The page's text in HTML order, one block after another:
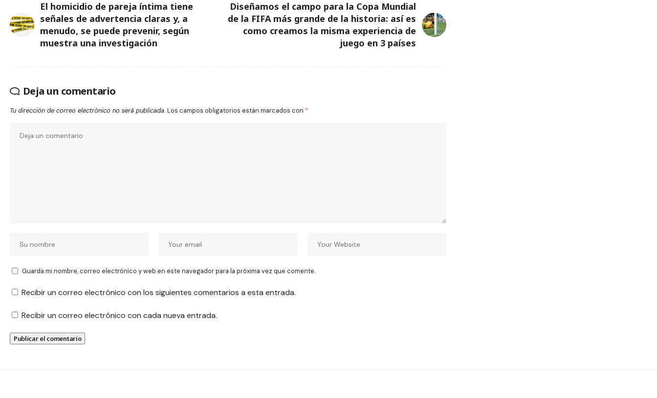
El homicidio de pareja íntima tiene
señales de advertencia claras y, a
menudo, se puede prevenir, según
muestra una investigación
Diseñamos el campo para la Copa Mundial
de la FIFA más grande de la historia: así es
como creamos la misma experiencia de
juego en 3 países
Deja un comentario
Tu dirección de correo electrónico no será publicada. Los campos obligatorios están marcados con *
Guarda mi nombre, correo electrónico y web en este navegador para la próxima vez que comente.
Recibir un correo electrónico con los siguientes comentarios a esta entrada.
Recibir un correo electrónico con cada nueva entrada.